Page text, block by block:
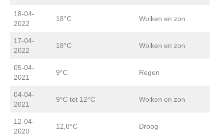
18-04-
2022
18°C Wolken en zon
17-04-
2022
18°C Wolken en zon
05-04-
2021
9°C Regen
04-04-
2021
9°C tot 12°C Wolken en zon
12-04-
2020
12,8°C Droog